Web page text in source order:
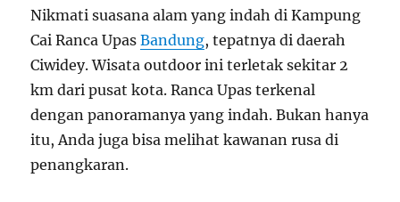
Nikmati suasana alam yang indah di Kampung
Cai Ranca UpasBandung, tepatnya di daerah
Ciwidey. Wisata outdoor ini terletak sekitar 2
km dari pusat kota. Ranca Upas terkenal
dengan panoramanya yang indah. Bukan hanya
itu, Anda juga bisa melihat kawanan rusa di
penangkaran.